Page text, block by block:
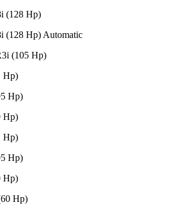
(128 Hp)
(128 Hp) Automatic
(105 Hp)
Hp)
Hp)
Hp)
Hp)
Hp)
Hp)
Hp)